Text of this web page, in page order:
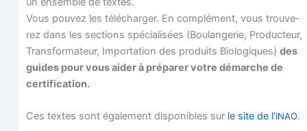
Vous pou­vez les télé­char­ger. En com­plé­ment, vous trou­ve­
rez dans les sec­tions spé­cia­li­sées (Bou­lan­ge­rie, Pro­duc­teur,
Trans­for­ma­teur, Impor­ta­tion des pro­duits Bio­lo­giques) des
guides pour vous aider à pré­pa­rer votre démarche de
certification.
Ces textes sont éga­le­ment dis­po­nibles sur le site de l’INAO.